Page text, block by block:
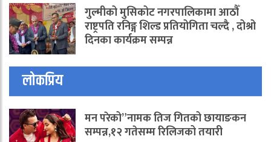
गुल्मीको मुसिकोट नगरपालिकामा आठौँ
राष्ट्रपति रनिङ्ग शिल्ड प्रतियोगिता चल्दै , दोश्रो
दिनका कार्यक्रम सम्पन्न
लोकप्रिय
मन परेको”नामक तिज गितको छायाङकन
सम्पन्न,१२ गतेसम्म रिलिजको तयारी